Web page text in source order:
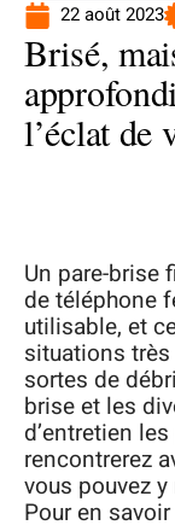
22 août 2023
Brisé,
l’éclat de
Un pare-brise
de téléphone
utilisable, et
situations
sortes de
brise et les
d’entretien
rencontrerez
vous pouvez
Pour en